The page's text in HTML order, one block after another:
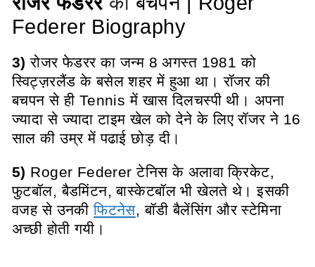
Federer Biography
3) रोजर फेडरर का जन्म 8 अगस्त 1981 को
स्विट्ज़रलैंड के बसेल शहर में हुआ था। रॉजर की
बचपन से ही Tennis में खास दिलचस्पी थी। अपना
ज्यादा से ज्यादा टाइम खेल को देने के लिए रॉजर ने 16
साल की उम्र में पढाई छोड़ दी।
5) Roger Federer टेनिस के अलावा क्रिकेट,
फुटबॉल, बैडमिंटन, बास्केटबॉल भी खेलते थे। इसकी
वजह से उनकीफिटनेस, बॉडी बैलेंसिंग और स्टेमिना
अच्छी होती गयी।